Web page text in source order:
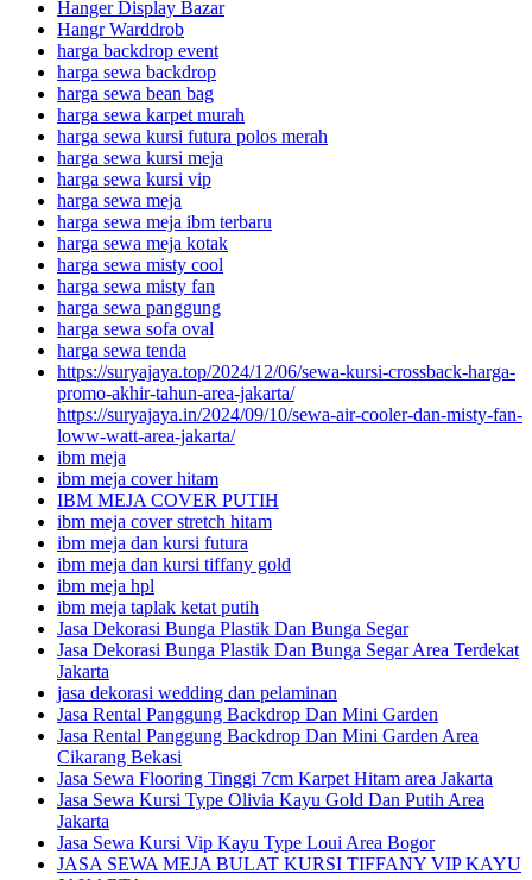
Hanger Display Bazar
Hangr Warddrob
harga backdrop event
harga sewa backdrop
harga sewa bean bag
harga sewa karpet murah
harga sewa kursi futura polos merah
harga sewa kursi meja
harga sewa kursi vip
harga sewa meja
harga sewa meja ibm terbaru
harga sewa meja kotak
harga sewa misty cool
harga sewa misty fan
harga sewa panggung
harga sewa sofa oval
harga sewa tenda
https://suryajaya.top/2024/12/06/sewa-kursi-crossback-harga-
promo-akhir-tahun-area-jakarta/
https://suryajaya.in/2024/09/10/sewa-air-cooler-dan-misty-fan-
loww-watt-area-jakarta/
ibm meja
ibm meja cover hitam
IBM MEJA COVER PUTIH
ibm meja cover stretch hitam
ibm meja dan kursi futura
ibm meja dan kursi tiffany gold
ibm meja hpl
ibm meja taplak ketat putih
Jasa Dekorasi Bunga Plastik Dan Bunga Segar
Jasa Dekorasi Bunga Plastik Dan Bunga Segar Area Terdekat
Jakarta
jasa dekorasi wedding dan pelaminan
Jasa Rental Panggung Backdrop Dan Mini Garden
Jasa Rental Panggung Backdrop Dan Mini Garden Area
Cikarang Bekasi
Jasa Sewa Flooring Tinggi 7cm Karpet Hitam area Jakarta
Jasa Sewa Kursi Type Olivia Kayu Gold Dan Putih Area
Jakarta
Jasa Sewa Kursi Vip Kayu Type Loui Area Bogor
JASA SEWA MEJA BULAT KURSI TIFFANY VIP KAYU